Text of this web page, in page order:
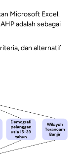
Microsoft Excel.
adalah sebagai
dan alternatif